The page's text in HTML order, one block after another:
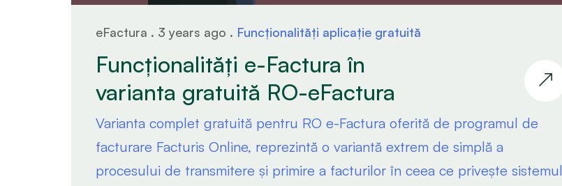
eFactura . 3 years ago . Funcționalități aplicație gratuită
Funcționalități e-Factura în
varianta gratuită RO-eFactura
Varianta complet gratuită pentru RO e-Factura oferită de programul de
facturare Facturis Online, reprezintă o variantă extrem de simplă a
procesului de transmitere și primire a facturilor în ceea ce privește sistemul